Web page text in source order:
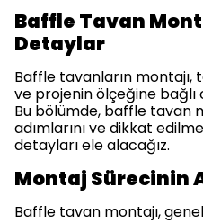
Baffle Tavan
Detaylar
Baffle tavanların montajı,
ve projenin ölçeğine
Bu bölümde, baffle tavan
adımlarını ve dikkat
detayları ele alacağız.
Montaj Sürecinin
Baffle tavan montajı,